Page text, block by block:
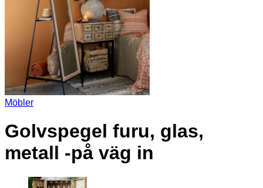
Möbler
Golvspegel furu, glas,
metall -på väg in